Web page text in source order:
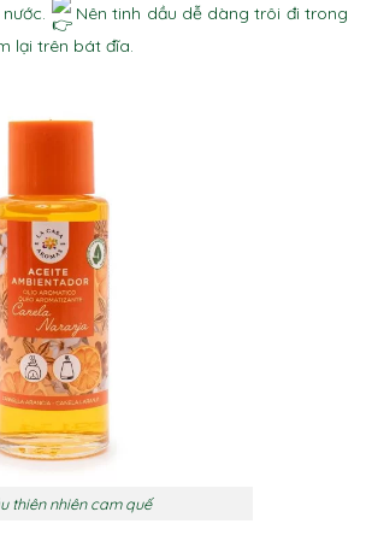
Nên tinh dầu dễ dàng trôi đi trong
lại trên bát đĩa.
thiên nhiên cam quế